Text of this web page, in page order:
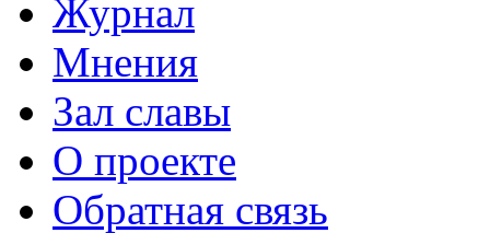
Журнал
Мнения
Зал славы
О проекте
Обратная связь